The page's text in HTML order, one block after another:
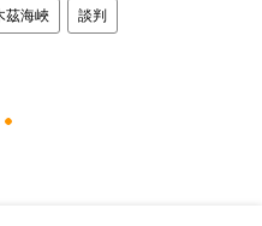
茲海峽 談判